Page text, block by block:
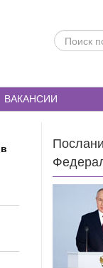
ПОИСК
ПО
ВАКАНСИИ